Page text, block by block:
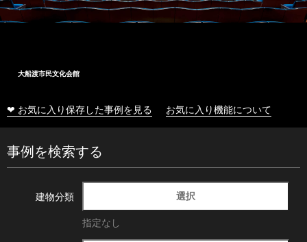
大船渡市民文化会館
❤ お気に入り保存した事例を見る お気に入り機能について
事例を検索する
建物分類 選択
指定なし